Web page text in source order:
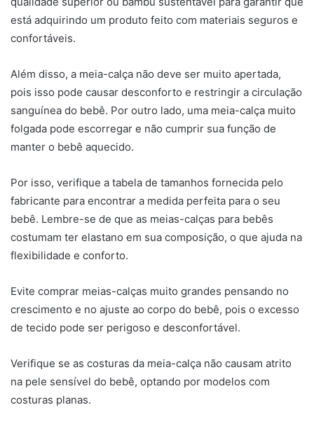
está adquirindo um produto feito com materiais seguros e
confortáveis.
Além disso, a meia-calça não deve ser muito apertada,
pois isso pode causar desconforto e restringir a circulação
sanguínea do bebê. Por outro lado, uma meia-calça muito
folgada pode escorregar e não cumprir sua função de
manter o bebê aquecido.
Por isso, verifique a tabela de tamanhos fornecida pelo
fabricante para encontrar a medida perfeita para o seu
bebê. Lembre-se de que as meias-calças para bebês
costumam ter elastano em sua composição, o que ajuda na
flexibilidade e conforto.
Evite comprar meias-calças muito grandes pensando no
crescimento e no ajuste ao corpo do bebê, pois o excesso
de tecido pode ser perigoso e desconfortável.
Verifique se as costuras da meia-calça não causam atrito
na pele sensível do bebê, optando por modelos com
costuras planas.